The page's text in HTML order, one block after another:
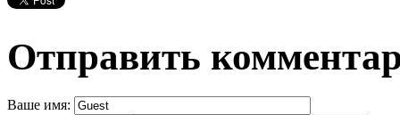
Отправить
Ваше имя: